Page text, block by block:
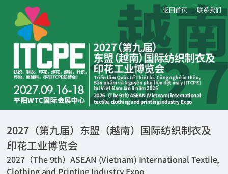
返回首页 | 联系我们
2027（第九届）东盟（越南）国际纺织制衣及
印花工业博览会
2027（The 9th）ASEAN (Vietnam) International Textile,
Clothing and Printing Industry Expo